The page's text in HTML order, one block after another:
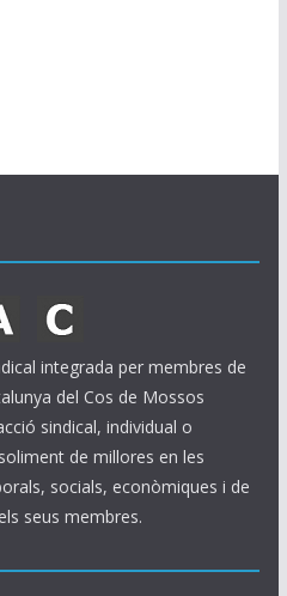
integrada per membres de
del Cos de Mossos
sindical, individual o
de millores en les
socials, econòmiques i de
seus membres.